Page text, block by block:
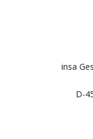
insa
D-